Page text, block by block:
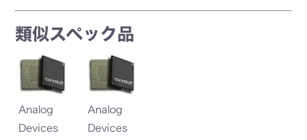
類似スペック品
Analog
Devices
Analog
Devices